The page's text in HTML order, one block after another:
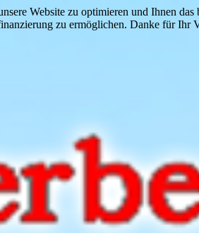
Website zu optimieren und Ihnen
zu ermöglichen. Danke für Ihr